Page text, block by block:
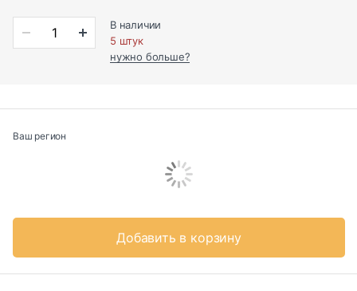
В наличии
5 штук
нужно больше?
Ваш регион
Добавить в корзину